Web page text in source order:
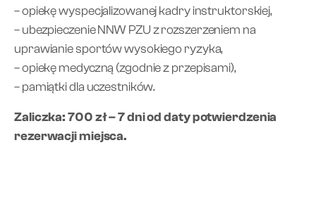
– opiekę wyspecjalizowanej kadry instruktorskiej,
– ubezpieczenie NNW PZU z rozszerzeniem na
uprawianie sportów wysokiego ryzyka,
– opiekę medyczną (zgodnie z przepisami),
– pamiątki dla uczestników.
Zaliczka: 700 zł – 7 dni od daty potwierdzenia
rezerwacji miejsca.